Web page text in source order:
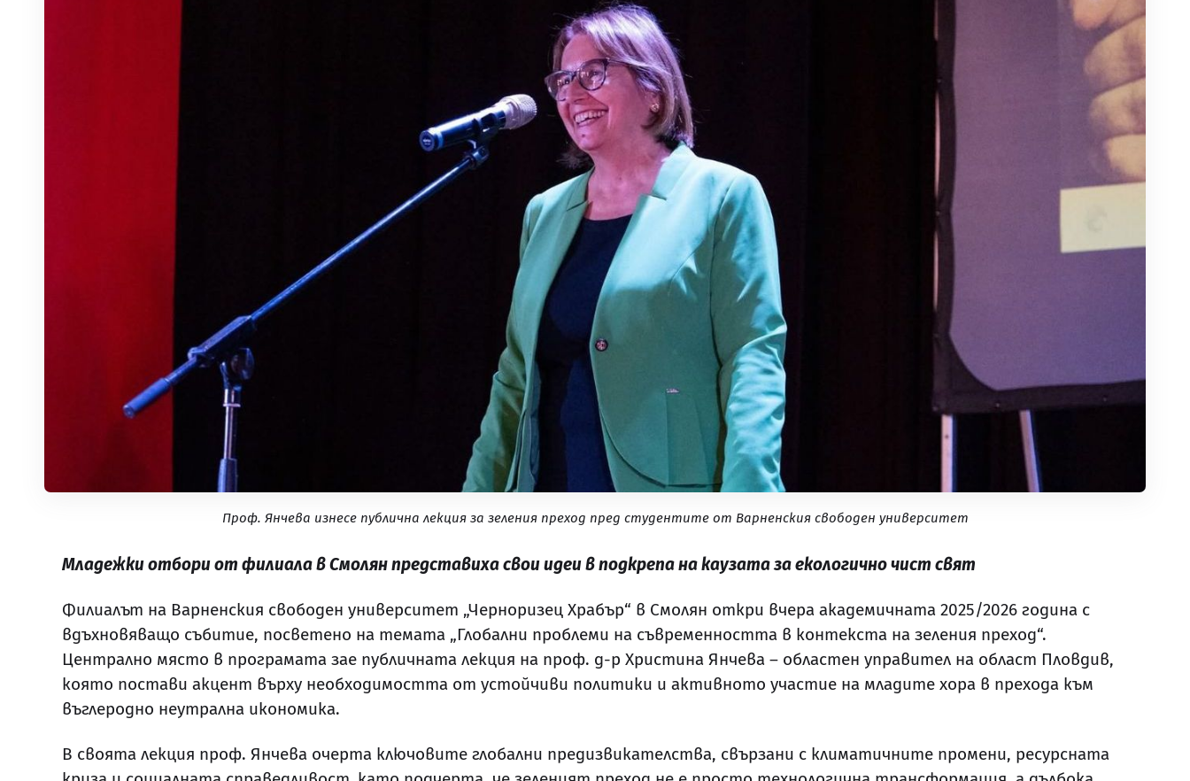
Проф. Янчева изнесе публична лекция за зеления преход пред студентите от Варненския свободен университет
Младежки отбори от филиала в Смолян представиха свои идеи в подкрепа на каузата за екологично чист свят
Филиалът на Варненския свободен университет „Черноризец Храбър“ в Смолян откри вчера академичната 2025/2026 година с
вдъхновяващо събитие, посветено на темата „Глобални проблеми на съвременността в контекста на зеления преход“.
Централно място в програмата зае публичната лекция на проф. д-р Христина Янчева – областен управител на област Пловдив,
която постави акцент върху необходимостта от устойчиви политики и активното участие на младите хора в прехода към
въглеродно неутрална икономика.
В своята лекция проф. Янчева очерта ключовите глобални предизвикателства, свързани с климатичните промени, ресурсната